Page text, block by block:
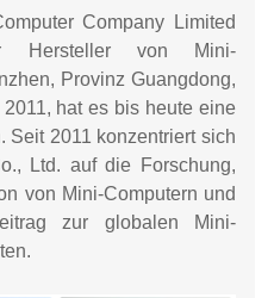
Company Limited
Hersteller von Mini-
Provinz Guangdong,
hat es bis heute eine
Seit 2011 konzentriert sich
Ltd. auf die Forschung,
von Mini-Computern und
zur globalen Mini-